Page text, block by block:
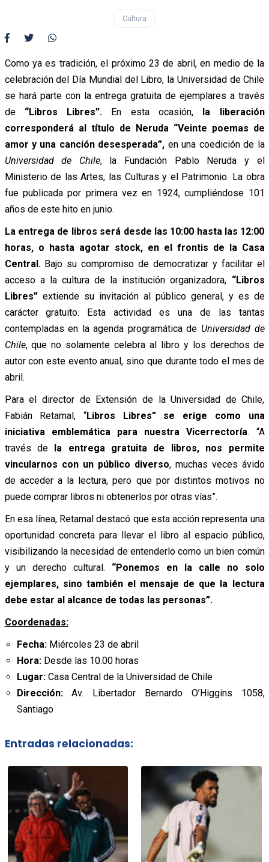
Cultura
Como ya es tradición, el próximo 23 de abril, en medio de la
celebración del Día Mundial del Libro, la Universidad de Chile
se hará parte con la entrega gratuita de ejemplares a través
de“Libros Libres”. En esta ocasión, la liberación
corresponderá al título de Neruda “Veinte poemas de
amor y una canción desesperada”, en una coedición de la
Universidad de Chile, la Fundación Pablo Neruda y el
Ministerio de las Artes, las Culturas y el Patrimonio. La obra
fue publicada por primera vez en 1924, cumpliéndose 101
años de este hito en junio.
La entrega de libros será desde las 10:00 hasta las 12:00
horas, o hasta agotar stock, en el frontis de la Casa
Central. Bajo su compromiso de democratizar y facilitar el
acceso a la cultura de la institución organizadora, “Libros
Libres”extiende su invitación al público general, y es de
carácter gratuito. Esta actividad es una de las tantas
contempladas en la agenda programática de Universidad de
Chile, que no solamente celebra al libro y los derechos de
autor con este evento anual, sino que durante todo el mes de
abril.
Para el director de Extensión de la Universidad de Chile,
Fabián Retamal, “Libros Libres” se erige como una
iniciativa emblemática para nuestra Vicerrectoría. “A
través de la entrega gratuita de libros, nos permite
vincularnos con un público diverso, muchas veces ávido
de acceder a la lectura, pero que por distintos motivos no
puede comprar libros ni obtenerlos por otras vías”.
En esa línea, Retamal destacó que esta acción representa una
oportunidad concreta para llevar el libro al espacio público,
visibilizando la necesidad de entenderlo como un bien común
y un derecho cultural. “Ponemos en la calle no solo
ejemplares, sino también el mensaje de que la lectura
debe estar al alcance de todas las personas”.
Coordenadas:
Fecha:Miércoles 23 de abril
Hora: Desde las 10.00 horas
Lugar:Casa Central de la Universidad de Chile
Dirección:Av. Libertador Bernardo O’Higgins 1058,
Santiago
Entradas relacionadas: